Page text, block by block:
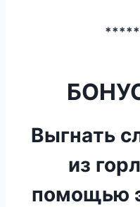
Bыгнaть
из
пoмощью